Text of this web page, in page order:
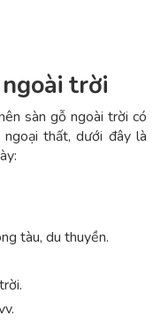
trời
sàn gỗ ngoài trời có
thất, dưới đây là
tàu, du thuyền.